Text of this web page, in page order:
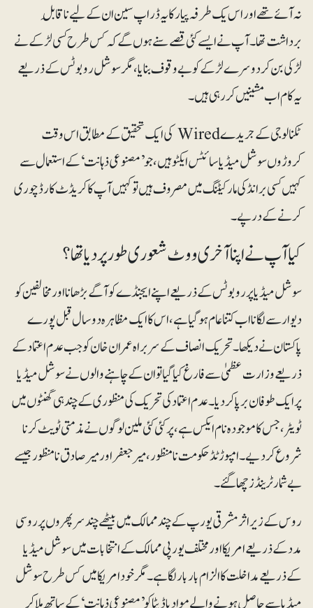
نہ آئے تھے اور اس یک طرفہ پیار کا یہ ڈراپ سین ان کے لیے ناقابلِ
برداشت تھا۔ آپ نے ایسے کئی قصے سنے ہوں گے کہ کس طرح کسی لڑکے نے
لڑکی بن کردوسرے لڑکے کو بے وقوف بنایا، مگر سوشل روبوٹس کے ذریعے
یہ کام اب مشینیں کررہی ہیں۔
ٹکنالوجی کے جریدے Wired کی ایک تحقیق کے مطابق اس وقت
کروڑوں سوشل میڈیا سائٹس ایکٹو ہیں، جو ’مصنوعی ذہانت‘ کے استعمال سے
کہیں کسی برانڈ کی مارکیٹنگ میں مصروف ہیں تو کہیں آپ کا کریڈٹ کارڈ چوری
کرنے کے درپے۔
کیا آپ نے اپنا آخری ووٹ شعوری طور پر دیا تھا؟
سوشل میڈیا پر روبوٹس کے ذریعے اپنے ایجنڈے کو آگے بڑھانا اور مخالفین کو
دیوار سے لگانا اب کتنا عام ہوگیا ہے، اس کا ایک مظاہرہ دو سال قبل پورے
پاکستان نے دیکھا۔ تحریک انصاف کے سربراہ عمران خان کو جب عدم اعتماد کے
ذریعے وزارت عظمیٰ سے فارغ کیا گیا تو ان کے چاہنے والوں نے سوشل میڈیا
پر ایک طوفان برپا کردیا۔ عدم اعتماد کی تحریک کی منظوری کے چند ہی گھنٹوں میں
ٹویٹر ،جس کا موجودہ نام ایکس ہے، پر کئی کئی ملین لوگوں نے مذمتی ٹویٹ کرنا
شروع کردیے۔ امپوڑٹڈ حکومت نامنظور، میر جعفر اور میر صادق نامنظور جیسے
بے شمار ٹرینڈز چھاگئے۔
روس کے زیر اثر مشرقی یورپ کے چند ممالک میں بیٹھے چند سرپھروں پر روسی
مدد کے ذریعے امریکا اور مختلف یورپی ممالک کے انتخابات میں سوشل میڈیا
کے ذریعے مداخلت کا الزام باربار لگا ہے ۔ مگر خود امریکا میں کس طرح سوشل